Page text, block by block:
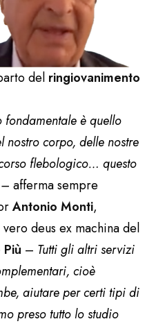
del ringiovanimento
fondamentale è quello
corpo, delle nostre
flebologico… questo
afferma sempre
Antonio Monti,
deus ex machina del
– Tutti gli altri servizi
cioè
aiutare per certi tipi di
preso tutto lo studio